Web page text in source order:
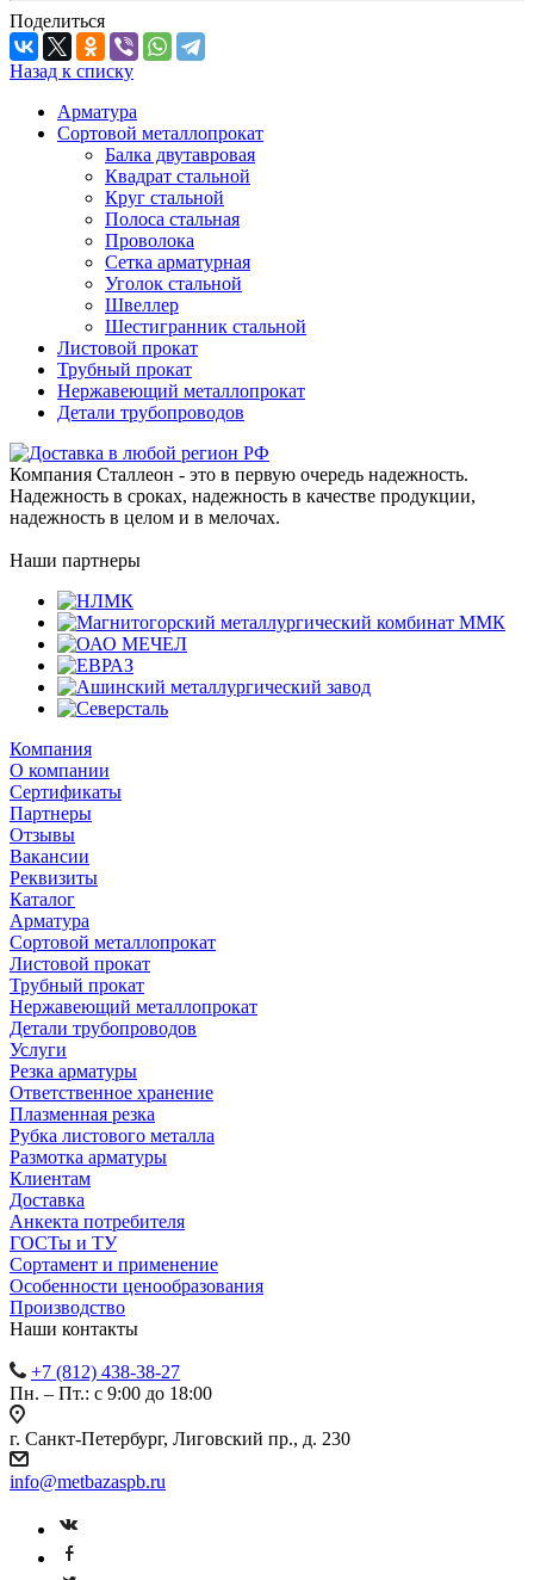
Поделиться
Назад к списку
Арматура
Сортовой металлопрокат
Балка двутавровая
Квадрат стальной
Круг стальной
Полоса стальная
Проволока
Сетка арматурная
Уголок стальной
Швеллер
Шестигранник стальной
Листовой прокат
Трубный прокат
Нержавеющий металлопрокат
Детали трубопроводов
Компания Сталлеон - это в первую очередь надежность.
Надежность в сроках, надежность в качестве продукции,
надежность в целом и в мелочах.
Наши партнеры
Компания
О компании
Сертификаты
Партнеры
Отзывы
Вакансии
Реквизиты
Каталог
Арматура
Сортовой металлопрокат
Листовой прокат
Трубный прокат
Нержавеющий металлопрокат
Детали трубопроводов
Услуги
Резка арматуры
Ответственное хранение
Плазменная резка
Рубка листового металла
Размотка арматуры
Клиентам
Доставка
Анкекта потребителя
ГОСТы и ТУ
Сортамент и применение
Особенности ценообразования
Производство
Наши контакты
+7 (812) 438-38-27
Пн. – Пт.: с 9:00 до 18:00
г. Санкт-Петербург, Лиговский пр., д. 230
info@metbazaspb.ru